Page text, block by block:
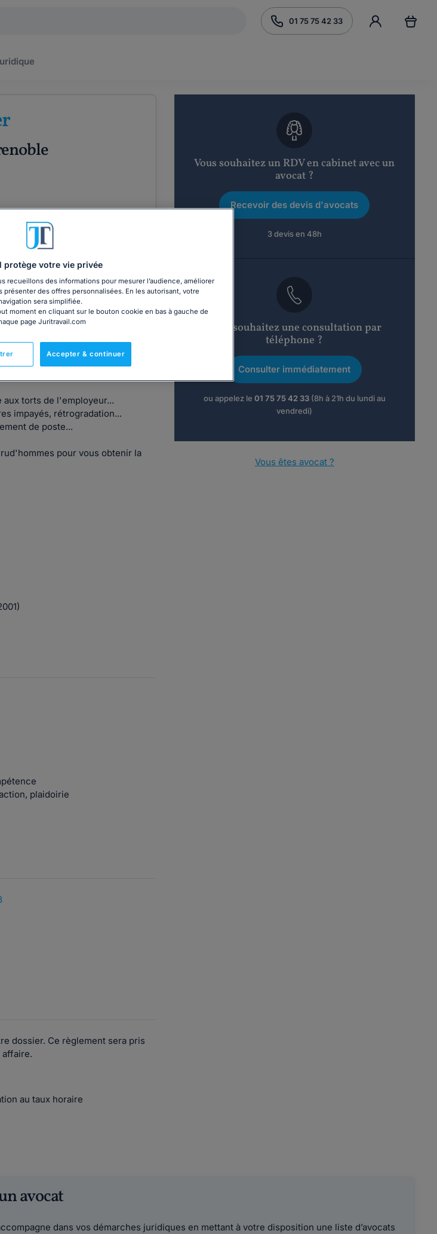
01 75 75 42 33
informe, conseille et défend les
torts de l'employeur...
impayés, rétrogradation...
de poste...
pour vous obtenir la
plaidoirie
dossier. Ce règlement sera pris
au taux horaire
Vous souhaitez un RDV en cabinet avec un
avocat ?
Recevoir des devis d'avocats
3 devis en 48h
Vous souhaitez une consultation par
téléphone ?
Consulter immédiatement
ou appelez le 01 75 75 42 33(8h à 21h du lundi au
vendredi)
Vous êtes avocat ?
avocat
dans vos démarches juridiques en mettant à votre disposition une liste d’avocats
protège votre vie privée
recueillons des informations pour mesurer l’audience, améliorer
des offres personnalisées. En les autorisant, votre
sera simplifiée.
moment en cliquant sur le bouton cookie en bas à gauche de
page Juritravail.com
Accepter & continuer